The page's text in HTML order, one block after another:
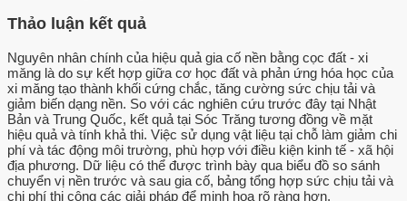
Thảo luận kết quả
Nguyên nhân chính của hiệu quả gia cố nền bằng cọc đất - xi
măng là do sự kết hợp giữa cơ học đất và phản ứng hóa học của
xi măng tạo thành khối cứng chắc, tăng cường sức chịu tải và
giảm biến dạng nền. So với các nghiên cứu trước đây tại Nhật
Bản và Trung Quốc, kết quả tại Sóc Trăng tương đồng về mặt
hiệu quả và tính khả thi. Việc sử dụng vật liệu tại chỗ làm giảm chi
phí và tác động môi trường, phù hợp với điều kiện kinh tế - xã hội
địa phương. Dữ liệu có thể được trình bày qua biểu đồ so sánh
chuyển vị nền trước và sau gia cố, bảng tổng hợp sức chịu tải và
chi phí thi công các giải pháp để minh họa rõ ràng hơn.